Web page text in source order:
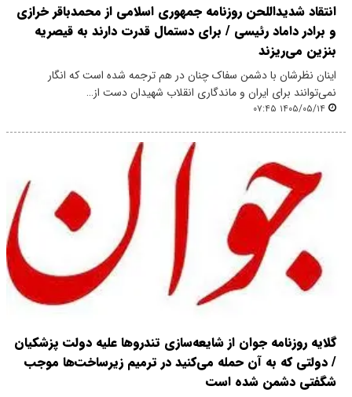
انتقاد شدید‌اللحن روزنامه جمهوری اسلامی از محمدباقر خرازی
و برادر داماد رئیسی / برای دستمال قدرت دارند به قیصریه
بنزین می‌ریزند
اینان نظرشان با دشمن سفاک چنان در هم ترجمه شده است که انگار
نمی‌توانند برای ایران و ماندگاری انقلاب شهیدان دست از…
۱۴۰۵/۰۵/۱۴ ۰۷:۴۵
گلایه روزنامه جوان از شایعه‌سازی تندروها علیه دولت پزشکیان
/ دولتی که به آن حمله می‌کنید در ترمیم زیرساخت‌ها موجب
شگفتی دشمن شده است